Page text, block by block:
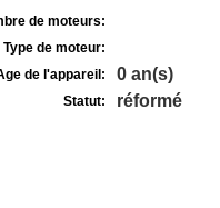
de moteurs:
Type de moteur:
de l'appareil:
0 an(s)
Statut: réformé